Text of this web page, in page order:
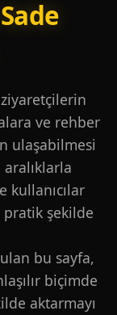
ve rehber
ulaşabilmesi
aralıklarla
kullanıcılar
pratik şekilde
bu sayfa,
biçimde
aktarmayı